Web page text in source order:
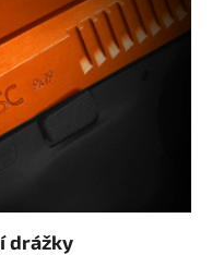
drážky